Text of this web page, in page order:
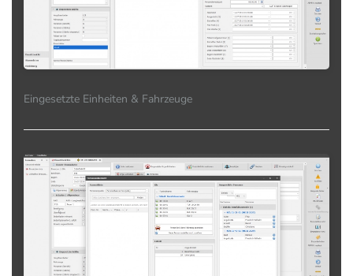
Eingesetzte Einheiten & Fahrzeuge